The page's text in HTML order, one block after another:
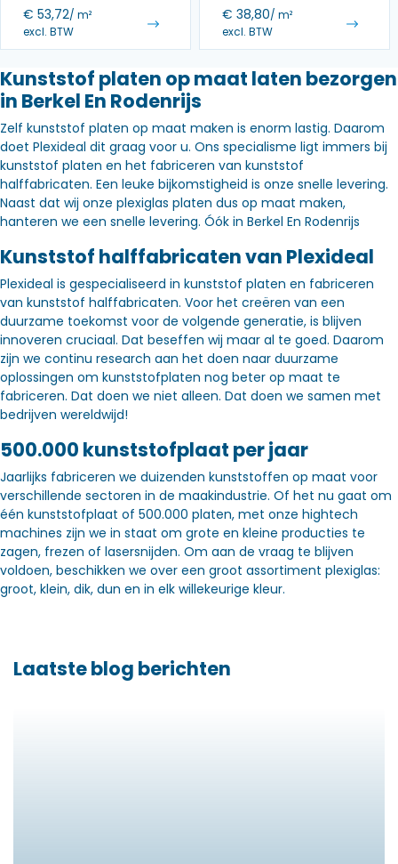
€ 53,72/ m²
excl. BTW
€ 38,80/ m²
excl. BTW
Kunststof platen op maat laten bezorgen
in Berkel En Rodenrijs
Zelf kunststof platen op maat maken is enorm lastig. Daarom
doet Plexideal dit graag voor u. Ons specialisme ligt immers bij
kunststof platen en het fabriceren van kunststof
halffabricaten. Een leuke bijkomstigheid is onze snelle levering.
Naast dat wij onze plexiglas platen dus op maat maken,
hanteren we een snelle levering. Óók in Berkel En Rodenrijs
Kunststof halffabricaten van Plexideal
Plexideal is gespecialiseerd in kunststof platen en fabriceren
van kunststof halffabricaten. Voor het creëren van een
duurzame toekomst voor de volgende generatie, is blijven
innoveren cruciaal. Dat beseffen wij maar al te goed. Daarom
zijn we continu research aan het doen naar duurzame
oplossingen om kunststofplaten nog beter op maat te
fabriceren. Dat doen we niet alleen. Dat doen we samen met
bedrijven wereldwijd!
500.000 kunststofplaat per jaar
Jaarlijks fabriceren we duizenden kunststoffen op maat voor
verschillende sectoren in de maakindustrie. Of het nu gaat om
één kunststofplaat of 500.000 platen, met onze hightech
machines zijn we in staat om grote en kleine producties te
zagen, frezen of lasersnijden. Om aan de vraag te blijven
voldoen, beschikken we over een groot assortiment plexiglas:
groot, klein, dik, dun en in elk willekeurige kleur.
Laatste blog berichten